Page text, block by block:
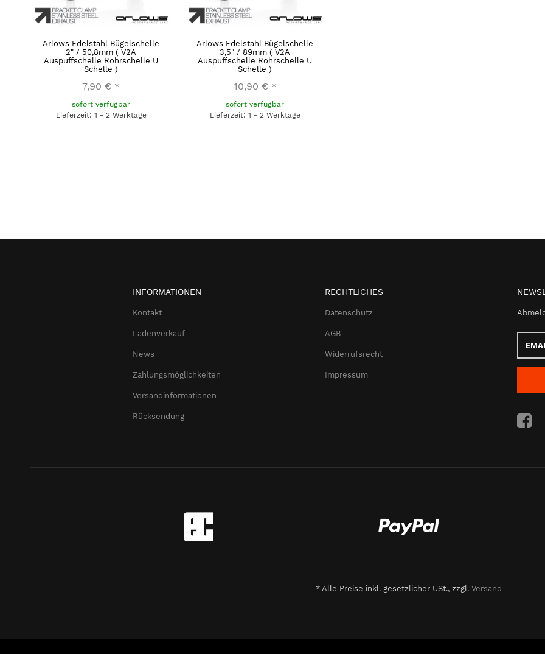
Arlows Edelstahl Bügelschelle
2" / 50,8mm ( V2A
Auspuffschelle Rohrschelle U
Schelle )
7,90 € *
sofort verfügbar
Lieferzeit: 1 - 2 Werktage
Arlows Edelstahl Bügelschelle
3,5" / 89mm ( V2A
Auspuffschelle Rohrschelle U
Schelle )
10,90 € *
sofort verfügbar
Lieferzeit: 1 - 2 Werktage
INFORMATIONEN
Kontakt
Ladenverkauf
News
Zahlungsmöglichkeiten
Versandinformationen
Rücksendung
RECHTLICHES
Datenschutz
AGB
Widerrufsrecht
Impressum
* Alle Preise inkl. gesetzlicher USt., zzgl. Versand